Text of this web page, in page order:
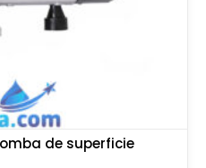
de superficie